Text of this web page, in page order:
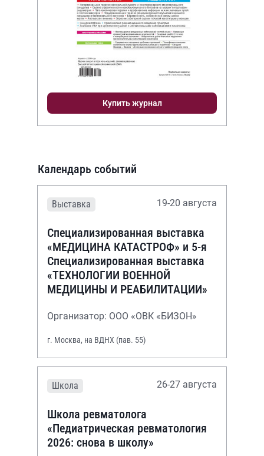
Купить журнал
Календарь событий
Выставка 19-20 августа
Специализированная выставка
«МЕДИЦИНА КАТАСТРОФ» и 5-я
Специализированная выставка
«ТЕХНОЛОГИИ ВОЕННОЙ
МЕДИЦИНЫ И РЕАБИЛИТАЦИИ»
Организатор: ООО «ОВК «БИЗОН»
г. Москва, на ВДНХ (пав. 55)
Школа 26-27 августа
Школа ревматолога
«Педиатрическая ревматология
2026: снова в школу»